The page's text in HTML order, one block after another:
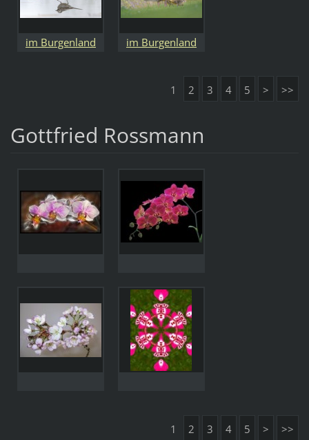
im Burgenland im Burgenland
1 2 3 4 5 > >>
Gottfried Rossmann
1 2 3 4 5 > >>